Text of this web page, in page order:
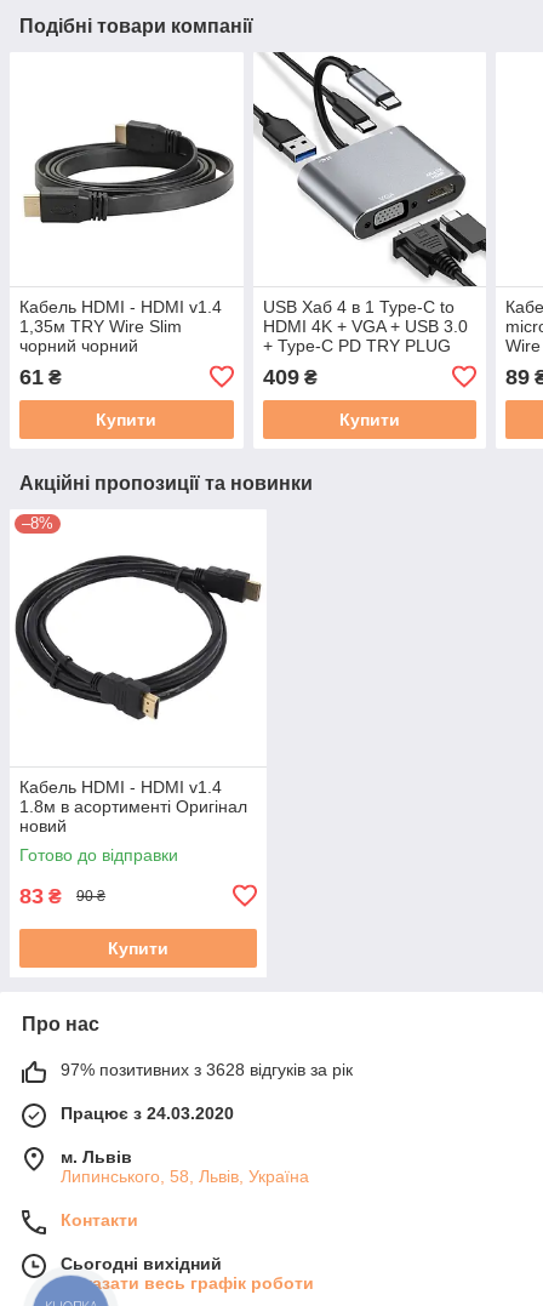
Подібні товари компанії
Кабель HDMI - HDMI v1.4
1,35м TRY Wire Slim
чорний чорний
61 ₴
Купити
USB Хаб 4 в 1 Type-C to
HDMI 4K + VGA + USB 3.0
+ Type-C PD TRY PLUG
409₴
Купити
89
Акційні пропозиції та новинки
–8%
Кабель HDMI - HDMI v1.4
1.8м в асортименті Оригінал
новий
Готово до відправки
83 ₴ 90 ₴
Купити
Про нас
97% позитивних з 3628 відгуків за рік
Працює з 24.03.2020
м. Львів
Липинського, 58, Львів, Україна
Контакти
Сьогодні вихідний
Показати весь графік роботи